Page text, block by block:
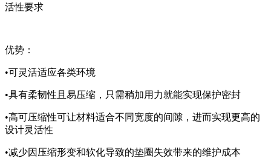
活性要求
优势：
•可灵活适应各类环境
•具有柔韧性且易压缩，只需稍加用力就能实现保护密封
•高可压缩性可让材料适合不同宽度的间隙，进而实现更高的
设计灵活性
•减少因压缩形变和软化导致的垫圈失效带来的维护成本